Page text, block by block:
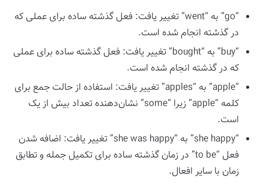
“go” به “went” تغییر یافت: فعل گذشته ساده برای عملی که
در گذشته انجام شده است.
“buy” به “bought” تغییر یافت: فعل گذشته ساده برای عملی
که در گذشته انجام شده است.
“apple” به “apples” تغییر یافت: استفاده از حالت جمع برای
کلمه “apple” زیرا “some” نشان‌دهنده تعداد بیش از یک
است.
“she happy” به “she was happy” تغییر یافت: اضافه شدن
فعل “to be” در زمان گذشته ساده برای تکمیل جمله و تطابق
زمان با سایر افعال.